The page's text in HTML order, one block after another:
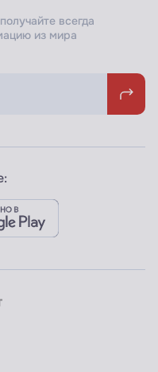
всегда
из мира